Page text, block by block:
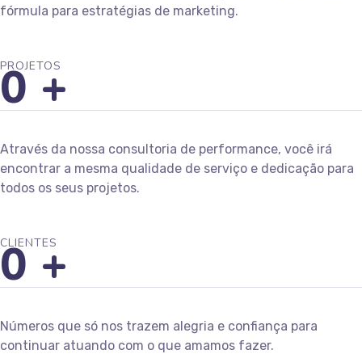
fórmula para estratégias de marketing.
PROJETOS
0 +
Através da nossa consultoria de performance, você irá
encontrar a mesma qualidade de serviço e dedicação para
todos os seus projetos.
CLIENTES
0 +
Números que só nos trazem alegria e confiança para
continuar atuando com o que amamos fazer.